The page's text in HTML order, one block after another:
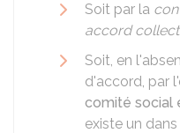
Soit par la
accord
Soit, en
d'accord, par
comité social
existe un